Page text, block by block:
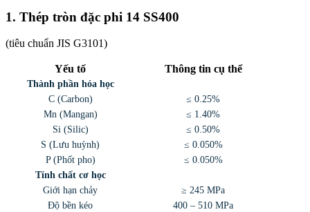
1. Thép tròn đặc phi 14 SS400
(tiêu chuẩn JIS G3101)
Yếu tố Thông tin cụ thể
Thành phần hóa học
C (Carbon)
≤ 0.25%
Mn (Mangan)
≤ 1.40%
Si (Silic)
≤ 0.50%
S (Lưu huỳnh)
≤ 0.050%
P (Phốt pho)
≤ 0.050%
Tính chất cơ học
Giới hạn chảy
≥ 245 MPa
Độ bền kéo
400 – 510 MPa